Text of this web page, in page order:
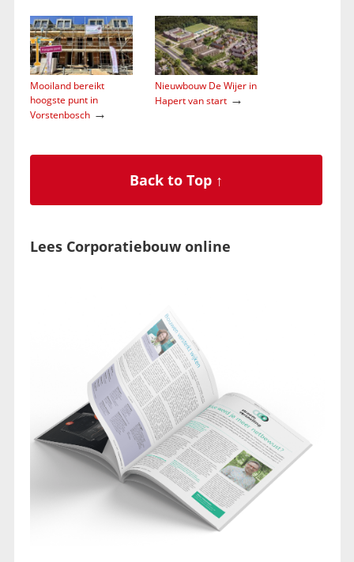
Mooiland bereikt
hoogste punt in
Vorstenbosch→
Nieuwbouw De Wijer in
Hapert van start→
Back to Top ↑
Lees Corporatiebouw online